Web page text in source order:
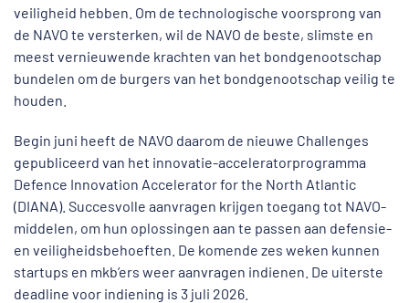
veiligheid hebben. Om de technologische voorsprong van
de NAVO te versterken, wil de NAVO de beste, slimste en
meest vernieuwende krachten van het bondgenootschap
bundelen om de burgers van het bondgenootschap veilig te
houden.
Begin juni heeft de NAVO daarom de nieuwe Challenges
gepubliceerd van het innovatie-acceleratorprogramma
Defence Innovation Accelerator for the North Atlantic
(DIANA). Succesvolle aanvragen krijgen toegang tot NAVO-
middelen, om hun oplossingen aan te passen aan defensie-
en veiligheidsbehoeften. De komende zes weken kunnen
startups en mkb’ers weer aanvragen indienen. De uiterste
deadline voor indiening is 3 juli 2026.